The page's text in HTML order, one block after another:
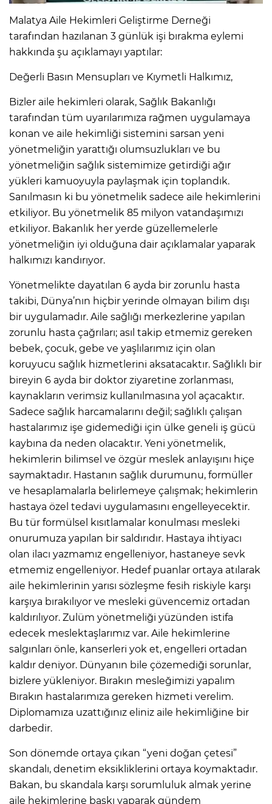
Malatya Aile Hekimleri Geliştirme Derneği
tarafından hazılanan 3 günlük işi bırakma eylemi
hakkında şu açıklamayı yaptılar:
Değerli Basın Mensupları ve Kıymetli Halkımız,
Bizler aile hekimleri olarak, Sağlık Bakanlığı
tarafından tüm uyarılarımıza rağmen uygulamaya
konan ve aile hekimliği sistemini sarsan yeni
yönetmeliğin yarattığı olumsuzlukları ve bu
yönetmeliğin sağlık sistemimize getirdiği ağır
yükleri kamuoyuyla paylaşmak için toplandık.
Sanılmasın ki bu yönetmelik sadece aile hekimlerini
etkiliyor. Bu yönetmelik 85 milyon vatandaşımızı
etkiliyor. Bakanlık her yerde güzellemelerle
yönetmeliğin iyi olduğuna dair açıklamalar yaparak
halkımızı kandırıyor.
Yönetmelikte dayatılan 6 ayda bir zorunlu hasta
takibi, Dünya’nın hiçbir yerinde olmayan bilim dışı
bir uygulamadır. Aile sağlığı merkezlerine yapılan
zorunlu hasta çağrıları; asıl takip etmemiz gereken
bebek, çocuk, gebe ve yaşlılarımız için olan
koruyucu sağlık hizmetlerini aksatacaktır. Sağlıklı bir
bireyin 6 ayda bir doktor ziyaretine zorlanması,
kaynakların verimsiz kullanılmasına yol açacaktır.
Sadece sağlık harcamalarını değil; sağlıklı çalışan
hastalarımız işe gidemediği için ülke geneli iş gücü
kaybına da neden olacaktır. Yeni yönetmelik,
hekimlerin bilimsel ve özgür meslek anlayışını hiçe
saymaktadır. Hastanın sağlık durumunu, formüller
ve hesaplamalarla belirlemeye çalışmak; hekimlerin
hastaya özel tedavi uygulamasını engelleyecektir.
Bu tür formülsel kısıtlamalar konulması mesleki
onurumuza yapılan bir saldırıdır. Hastaya ihtiyacı
olan ilacı yazmamız engelleniyor, hastaneye sevk
etmemiz engelleniyor. Hedef puanlar ortaya atılarak
aile hekimlerinin yarısı sözleşme fesih riskiyle karşı
karşıya bırakılıyor ve mesleki güvencemiz ortadan
kaldırılıyor. Zulüm yönetmeliği yüzünden istifa
edecek meslektaşlarımız var. Aile hekimlerine
salgınları önle, kanserleri yok et, engelleri ortadan
kaldır deniyor. Dünyanın bile çözemediği sorunlar,
bizlere yükleniyor. Bırakın mesleğimizi yapalım
Bırakın hastalarımıza gereken hizmeti verelim.
Diplomamıza uzattığınız eliniz aile hekimliğine bir
darbedir.
Son dönemde ortaya çıkan “yeni doğan çetesi”
skandalı, denetim eksikliklerini ortaya koymaktadır.
Bakan, bu skandala karşı sorumluluk almak yerine
aile hekimlerine baskı yaparak gündem